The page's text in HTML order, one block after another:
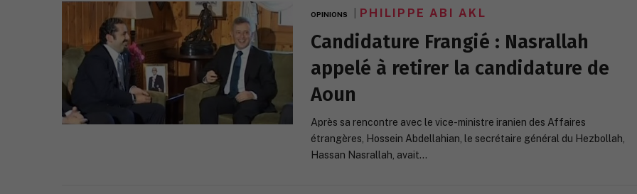
OPINIONS PHILIPPE ABI AKL
Candidature Frangié : Nasrallah
appelé à retirer la candidature de
Aoun
Après sa rencontre avec le vice-ministre iranien des Affaires
étrangères, Hossein Abdellahian, le secrétaire général du Hezbollah,
Hassan Nasrallah, avait…